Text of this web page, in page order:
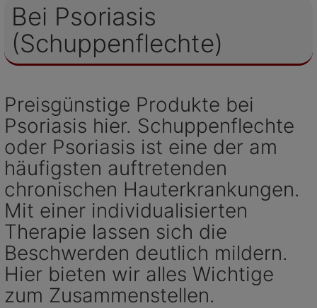
Bei Psoriasis
(Schuppenflechte)
Preisgünstige Produkte bei
Psoriasis hier. Schuppenflechte
oder Psoriasis ist eine der am
häufigsten auftretenden
chronischen Hauterkrankungen.
Mit einer individualisierten
Therapie lassen sich die
Beschwerden deutlich mildern.
Hier bieten wir alles Wichtige
zum Zusammenstellen.